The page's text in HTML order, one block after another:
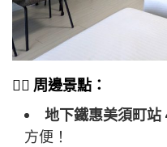
🚶‍♂ 周邊景點：
地下鐵惠美須町站
方便！